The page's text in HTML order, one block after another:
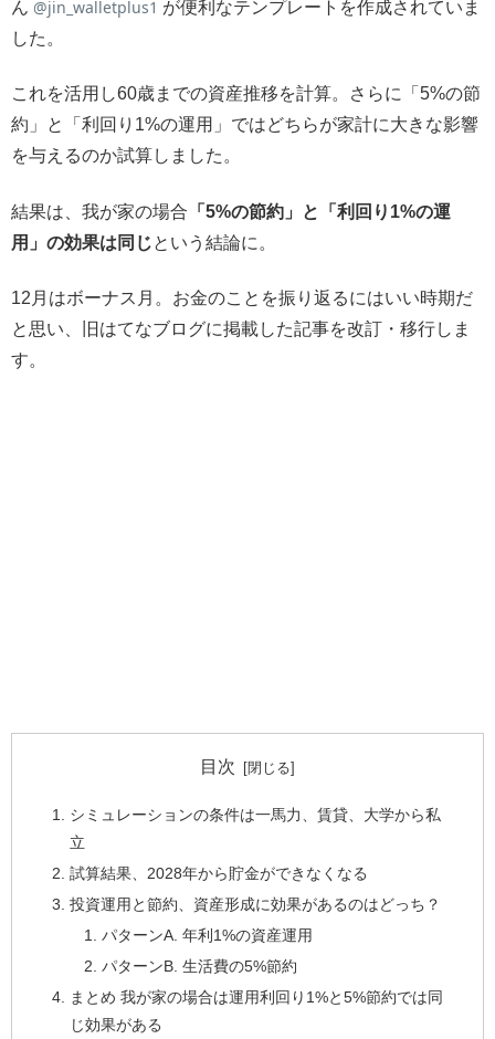
ん @jin_walletplus1 が便利なテンプレートを作成されていま
した。
これを活用し60歳までの資産推移を計算。さらに「5%の節
約」と「利回り1%の運用」ではどちらが家計に大きな影響
を与えるのか試算しました。
結果は、我が家の場合 「5%の節約」と「利回り1%の運
用」の効果は同じという結論に。
12月はボーナス月。お金のことを振り返るにはいい時期だ
と思い、旧はてなブログに掲載した記事を改訂・移行しま
す。
目次
シミュレーションの条件は一馬力、賃貸、大学から私
立
試算結果、2028年から貯金ができなくなる
投資運用と節約、資産形成に効果があるのはどっち？
パターンA. 年利1%の資産運用
パターンB. 生活費の5%節約
まとめ 我が家の場合は運用利回り1%と5%節約では同
じ効果がある